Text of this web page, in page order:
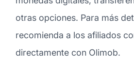
otras opciones. Para más
recomienda a los afiliados
directamente con Olimob.